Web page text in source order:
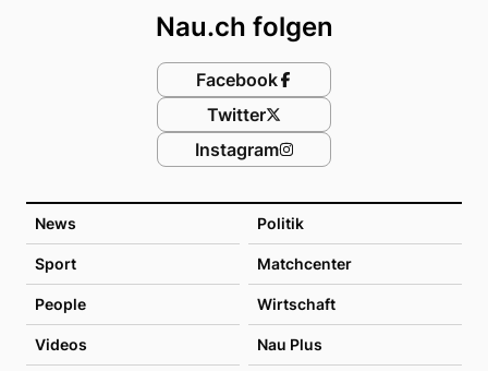
News Politik
Sport Matchcenter
People Wirtschaft
Videos Nau Plus
Nau.ch folgen
Facebook
Twitter
Instagram